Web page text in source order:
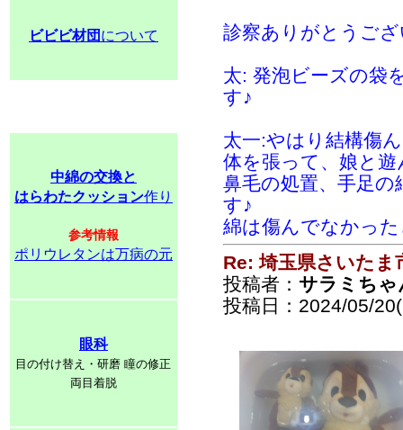
ビビビ材団 について
中綿の交換と
はらわたクッション作り
参考情報
ポリウレタンは万病の元
眼科
目の付け替え・研磨 瞳の修正
両目着脱
診察ありがとうご
太: 発泡ビーズの袋
す♪
太一:やはり結構傷
体を張って、娘と
鼻毛の処置、手足
す♪
綿は傷んでなかっ
Re: 埼玉県さいたま
投稿者： サラミちゃ
投稿日：2024/05/